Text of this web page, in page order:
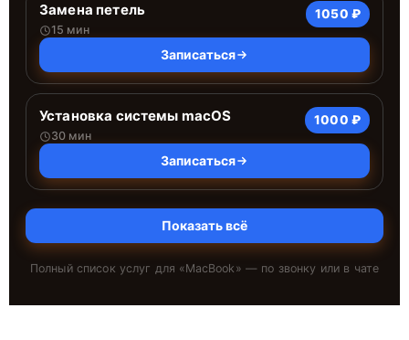
Замена петель
15 мин
1050 ₽
Записаться
Установка системы macOS
30 мин
1000 ₽
Записаться
Показать всё
Полный список услуг для «MacBook » — по звонку или в чате